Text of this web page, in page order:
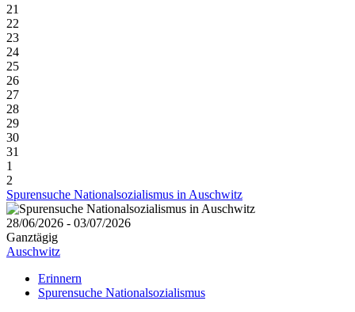
21
22
23
24
25
26
27
28
29
30
31
1
2
Spurensuche Nationalsozialismus in Auschwitz
28/06/2026 - 03/07/2026
Ganztägig
Auschwitz
Erinnern
Spurensuche Nationalsozialismus